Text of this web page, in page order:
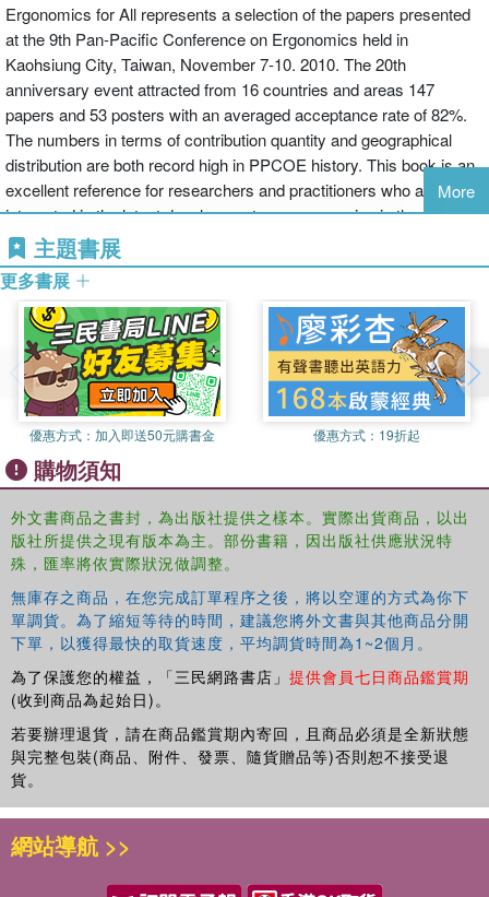
Ergonomics for All represents a selection of the papers presented
at the 9th Pan-Pacific Conference on Ergonomics held in
Kaohsiung City, Taiwan, November 7-10. 2010. The 20th
anniversary event attracted from 16 countries and areas 147
papers and 53 posters with an averaged acceptance rate of 82%.
The numbers in terms of contribution quantity and geographical
distribution are both record high in PPCOE history. This book is an
excellent reference for researchers and practitioners who are
interested in the latest developments on ergonomics in the Pan-
Pacific region, as well as in Europe and in the Middle East.
Covering a broad spectrum of up-to-date and comprehensive
ergonomics issues, this book was organized into eight thematic
chapters including Anthropometry, Biomechanics & Physical
Ergonomics, Usability & User Experience, Man Machine Interface
& Cognitive Ergonomics, Musculoskeletal Disorders & Ergonomics
Intervention, Bio-signals & Ergonomic Assessment, Design &
Ergonomics, Ergonomics for People with Special Needs, and
Performance Modeling & Simulation.
More
主題書展
更多書展
優惠方式： 加入即送50元購書金 優惠方式： 19折起
購物須知
外文書商品之書封，為出版社提供之樣本。實際出貨商品，以出
版社所提供之現有版本為主。部份書籍，因出版社供應狀況特
殊，匯率將依實際狀況做調整。
無庫存之商品，在您完成訂單程序之後，將以空運的方式為你下
單調貨。為了縮短等待的時間，建議您將外文書與其他商品分開
下單，以獲得最快的取貨速度，平均調貨時間為1~2個月。
為了保護您的權益，「三民網路書店」 提供會員七日商品鑑賞期
(收到商品為起始日)。
若要辦理退貨，請在商品鑑賞期內寄回，且商品必須是全新狀態
與完整包裝(商品、附件、發票、隨貨贈品等)否則恕不接受退
貨。
網站導航 >>